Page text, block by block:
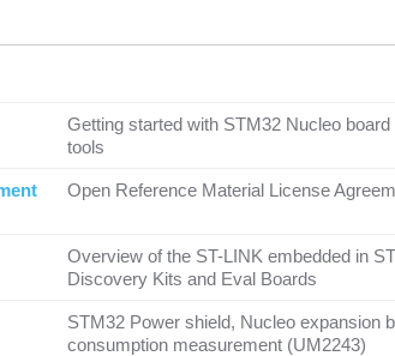
Getting started with STM32 Nucleo
tools
Open Reference Material License
Overview of the ST-LINK embedded in
Discovery Kits and Eval Boards
STM32 Power shield, Nucleo expansion
consumption measurement (UM2243)